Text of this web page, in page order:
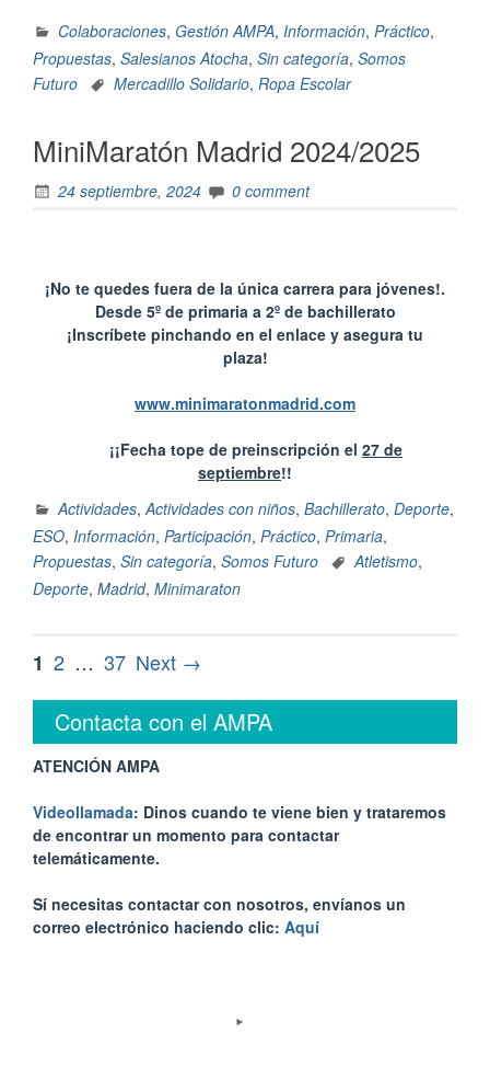
Colaboraciones, Gestión AMPA, Información, Práctico,
Propuestas, Salesianos Atocha, Sin categoría, Somos
Futuro
Mercadillo Solidario, Ropa Escolar
MiniMaratón Madrid 2024/2025
24 septiembre, 2024 0 comment
¡No te quedes fuera de la única carrera para jóvenes!.
Desde 5º de primaria a 2º de bachillerato
¡Inscríbete pinchando en el enlace y asegura tu
plaza!
www.minimaratonmadrid.com
¡¡Fecha tope de preinscripción el 27 de
septiembre!!
Actividades, Actividades con niños, Bachillerato, Deporte,
ESO, Información, Participación, Práctico, Primaria,
Propuestas, Sin categoría, Somos Futuro Atletismo,
Deporte, Madrid, Minimaraton
1 2 … 37 Next →
Contacta con el AMPA
ATENCIÓN AMPA
Videollamada: Dinos cuando te viene bien y trataremos
de encontrar un momento para contactar
telemáticamente.
Sí necesitas contactar con nosotros, envíanos un
correo electrónico haciendo clic: Aquí